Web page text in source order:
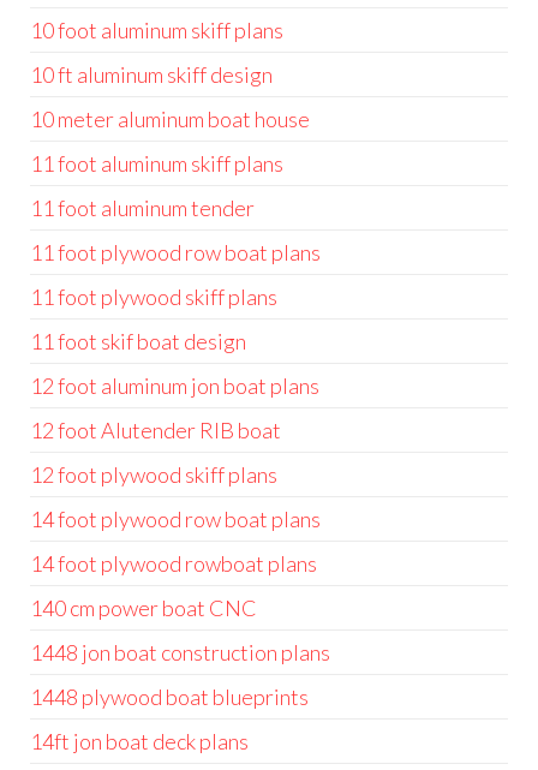
10 foot aluminum skiff plans
10 ft aluminum skiff design
10 meter aluminum boat house
11 foot aluminum skiff plans
11 foot aluminum tender
11 foot plywood row boat plans
11 foot plywood skiff plans
11 foot skif boat design
12 foot aluminum jon boat plans
12 foot Alutender RIB boat
12 foot plywood skiff plans
14 foot plywood row boat plans
14 foot plywood rowboat plans
140 cm power boat CNC
1448 jon boat construction plans
1448 plywood boat blueprints
14ft jon boat deck plans